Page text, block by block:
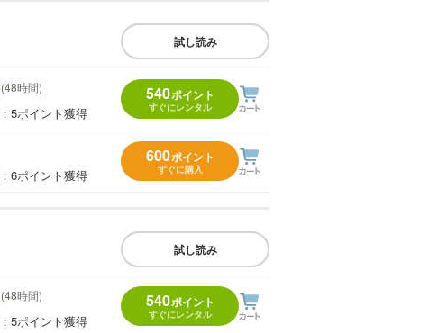
試し読み
(48時間)
：5ポイント獲得
540ポイント
すぐにレンタル
：6ポイント獲得
600ポイント
すぐに購入
試し読み
(48時間)
：5ポイント獲得
540ポイント
すぐにレンタル